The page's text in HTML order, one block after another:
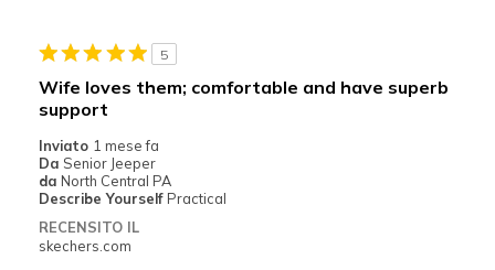
Casual Wear
Going Out
Travel
Width
5
Wife loves them; comfortable and have superb
support
Inviato 1 mese fa
Da Senior Jeeper
da North Central PA
Describe Yourself Practical
RECENSITO IL
skechers.com